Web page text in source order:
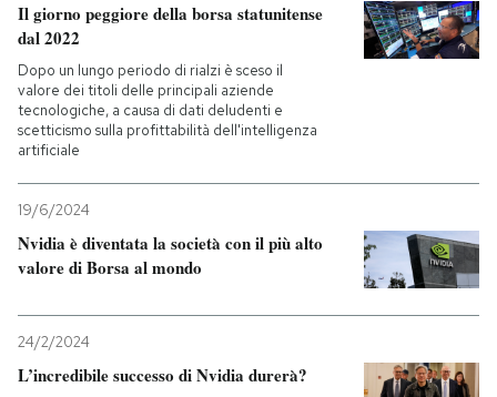
Il giorno peggiore della borsa statunitense
dal 2022
Dopo un lungo periodo di rialzi è sceso il
valore dei titoli delle principali aziende
tecnologiche, a causa di dati deludenti e
scetticismo sulla profittabilità dell'intelligenza
artificiale
19/6/2024
Nvidia è diventata la società con il più alto
valore di Borsa al mondo
24/2/2024
L’incredibile successo di Nvidia durerà?